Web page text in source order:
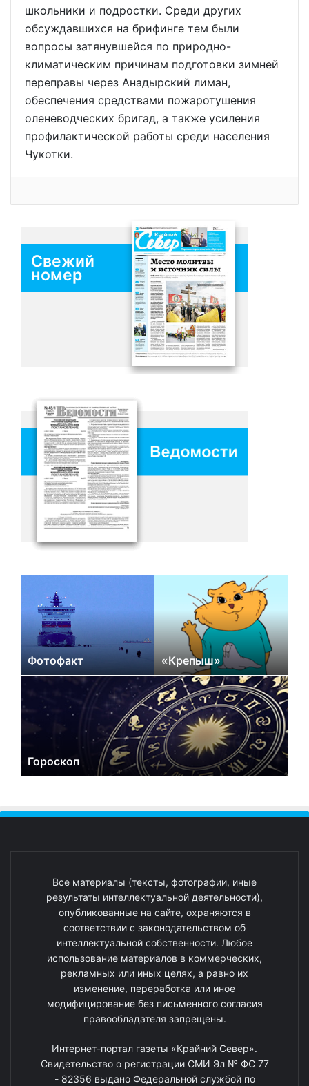
школьники и подростки. Среди других
обсуждавшихся на брифинге тем были
вопросы затянувшейся по природно-
климатическим причинам подготовки зимней
переправы через Анадырский лиман,
обеспечения средствами пожаротушения
оленеводческих бригад, а также усиления
профилактической работы среди населения
Чукотки.
Свежий
номер
Фотофакт «Крепыш»
Гороскоп
Все материалы (тексты, фотографии, иные
результаты интеллектуальной деятельности),
опубликованные на сайте, охраняются в
соответствии с законодательством об
интеллектуальной собственности. Любое
использование материалов в коммерческих,
рекламных или иных целях, а равно их
изменение, переработка или иное
модифицирование без письменного согласия
правообладателя запрещены.
Интернет-портал газеты «Крайний Север».
Свидетельство о регистрации СМИ Эл № ФС 77
- 82356 выдано Федеральной службой по